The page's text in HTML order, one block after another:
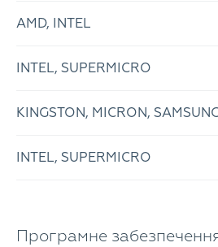
AMD, INTEL
INTEL, SUPERMICRO
KINGSTON, MICRON,
INTEL, SUPERMICRO
Програмне